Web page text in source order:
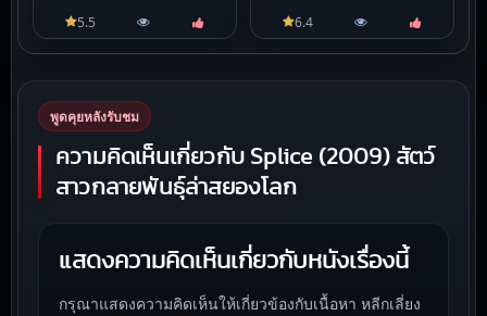
5.5 6.4
พูดคุยหลังรับชม
ความคิดเห็นเกี่ยวกับ Splice (2009) สัตว์
สาวกลายพันธุ์ล่าสยองโลก
แสดงความคิดเห็นเกี่ยวกับหนังเรื่องนี้
กรุณาแสดงความคิดเห็นให้เกี่ยวข้องกับเนื้อหา หลีกเลี่ยง